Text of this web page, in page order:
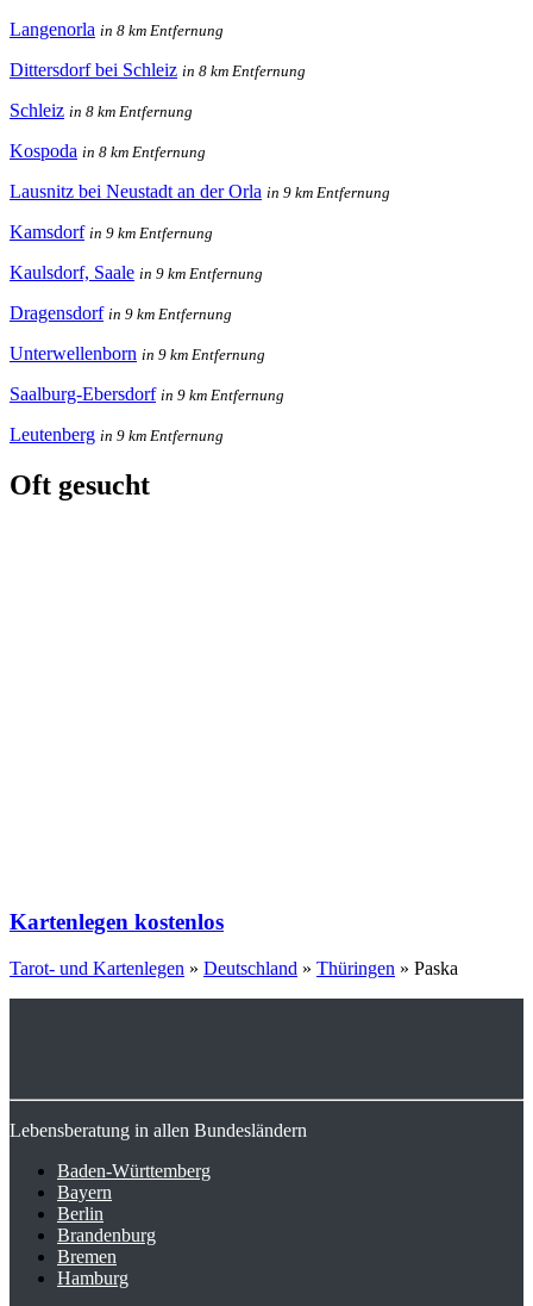
Langenorla in 8 km Entfernung
Dittersdorf bei Schleiz in 8 km Entfernung
Schleiz in 8 km Entfernung
Kospoda in 8 km Entfernung
Lausnitz bei Neustadt an der Orla in 9 km Entfernung
Kamsdorf in 9 km Entfernung
Kaulsdorf, Saale in 9 km Entfernung
Dragensdorf in 9 km Entfernung
Unterwellenborn in 9 km Entfernung
Saalburg-Ebersdorf in 9 km Entfernung
Leutenberg in 9 km Entfernung
Oft gesucht
Kartenlegen kostenlos
Tarot- und Kartenlegen » Deutschland » Thüringen » Paska
Lebensberatung in allen Bundesländern
Baden-Württemberg
Bayern
Berlin
Brandenburg
Bremen
Hamburg